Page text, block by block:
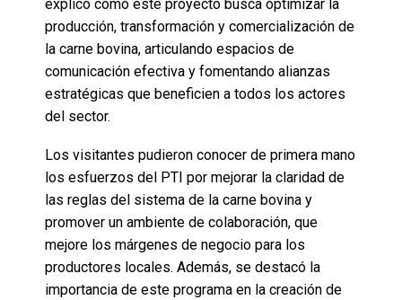
explicó cómo este proyecto busca optimizar la
producción, transformación y comercialización de
la carne bovina, articulando espacios de
comunicación efectiva y fomentando alianzas
estratégicas que beneficien a todos los actores
del sector.
Los visitantes pudieron conocer de primera mano
los esfuerzos del PTI por mejorar la claridad de
las reglas del sistema de la carne bovina y
promover un ambiente de colaboración, que
mejore los márgenes de negocio para los
productores locales. Además, se destacó la
importancia de este programa en la creación de